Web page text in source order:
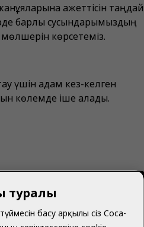
қажеттісін таңдай
барлық сусындарымыздың
көрсетеміз.
үшін адам кез-келген
көлемде іше алады.
туралы
басу арқылы сіз Coca-